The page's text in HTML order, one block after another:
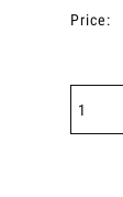
Price: